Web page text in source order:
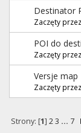
Destinator
Zaczęty przez
POI do
Zaczęty przez
Versje
Zaczęty przez
Strony: [1] 2 3 ... 7